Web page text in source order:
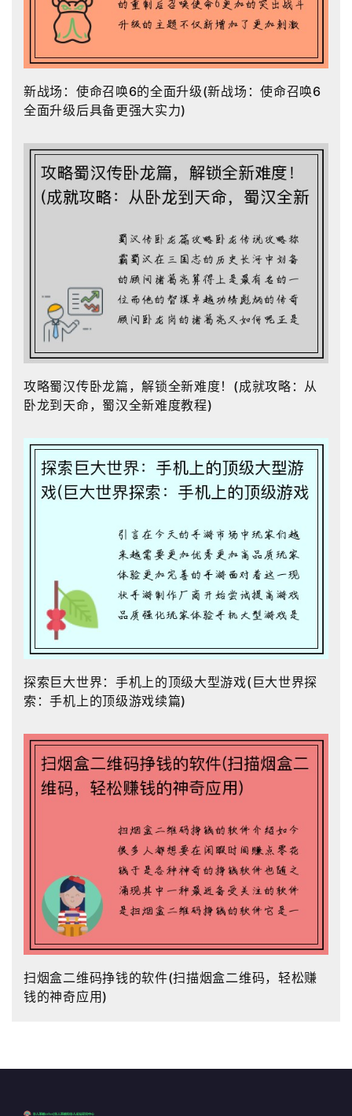
新战场：使命召唤6的全面升级(新战场：使命召唤6
全面升级后具备更强大实力)
攻略蜀汉传卧龙篇，解锁全新难度！(成就攻略：从
卧龙到天命，蜀汉全新难度教程)
探索巨大世界：手机上的顶级大型游戏(巨大世界探
索：手机上的顶级游戏续篇)
扫烟盒二维码挣钱的软件(扫描烟盒二维码，轻松赚
钱的神奇应用)